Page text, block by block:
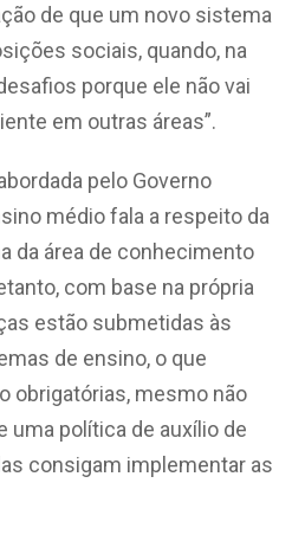
de que um novo sistema
sociais, quando, na
porque ele não vai
em outras áreas”.
pelo Governo
médio fala a respeito da
da área de conhecimento
com base na própria
estão submetidas às
de ensino, o que
obrigatórias, mesmo não
uma política de auxílio de
consigam implementar as